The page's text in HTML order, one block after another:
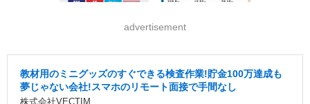
advertisement
教材用のミニグッズのすぐできる検査作業!貯金100万達成も
夢じゃない会社!スマホのリモート面接で手間なし
株式会社VECTIM